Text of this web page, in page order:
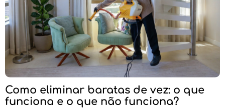
Como eliminar baratas de vez: o que
funciona e o que não funciona?